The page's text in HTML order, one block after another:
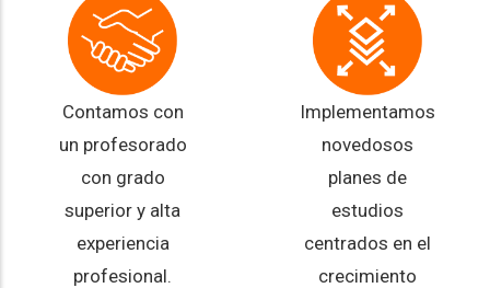
Contamos con
un profesorado
con grado
superior y alta
experiencia
profesional.
Implementamos
novedosos
planes de
estudios
centrados en el
crecimiento